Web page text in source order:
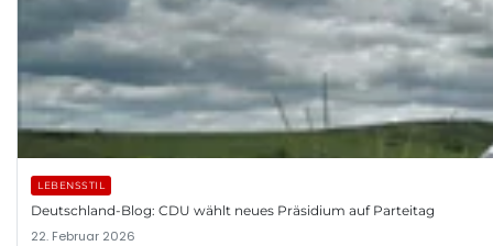
LEBENSSTIL
Deutschland-Blog: CDU wählt neues Präsidium auf Parteitag
22. Februar 2026